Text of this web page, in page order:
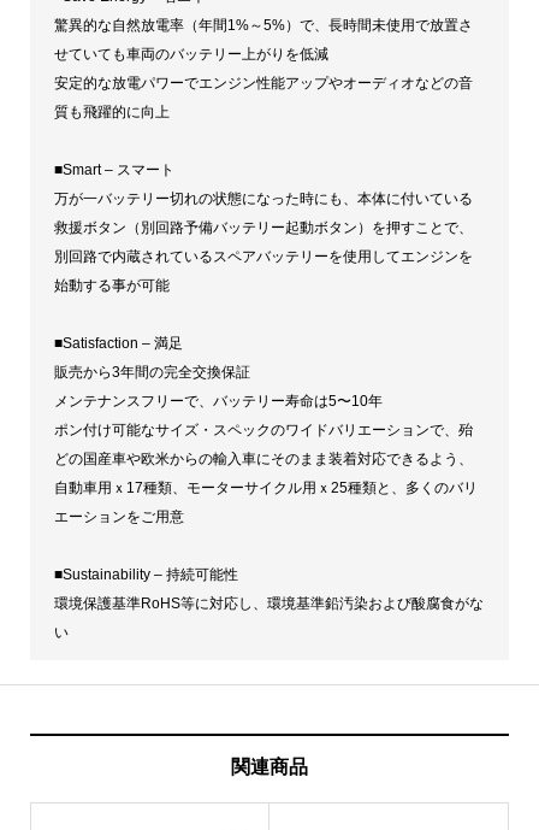
驚異的な自然放電率（年間1%～5%）で、長時間未使用で放置さ
せていても車両のバッテリー上がりを低減
安定的な放電パワーでエンジン性能アップやオーディオなどの音
質も飛躍的に向上
■Smart – スマート
万が一バッテリー切れの状態になった時にも、本体に付いている
救援ボタン（別回路予備バッテリー起動ボタン）を押すことで、
別回路で内蔵されているスペアバッテリーを使用してエンジンを
始動する事が可能
​■Satisfaction – 満足
販売から3年間の完全交換保証
メンテナンスフリーで、バッテリー寿命は5〜10年
ポン付け可能なサイズ・スペックのワイドバリエーションで、殆
どの国産車や欧米からの輸入車にそのまま装着対応できるよう、
自動車用ｘ17種類、モーターサイクル用ｘ25種類と、多くのバリ
エーションをご用意
■Sustainability – 持続可能性
環境保護基準RoHS等に対応し、環境基準鉛汚染および酸腐食がな
い
関連商品